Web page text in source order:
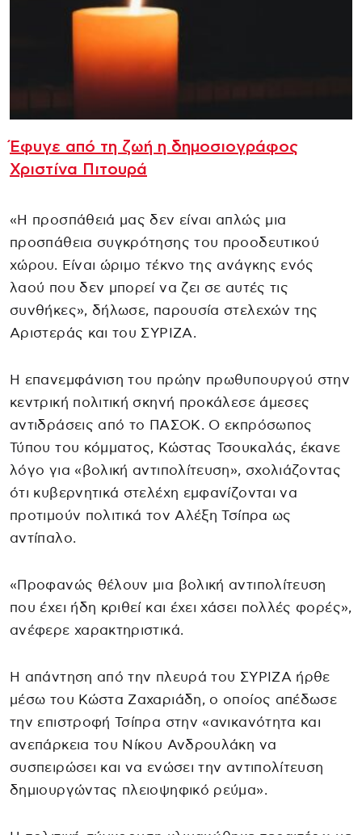
Έφυγε από τη ζωή η δημοσιογράφος
Χριστίνα Πιτουρά
«Η προσπάθειά μας δεν είναι απλώς μια
προσπάθεια συγκρότησης του προοδευτικού
χώρου. Είναι ώριμο τέκνο της ανάγκης ενός
λαού που δεν μπορεί να ζει σε αυτές τις
συνθήκες», δήλωσε, παρουσία στελεχών της
Αριστεράς και του ΣΥΡΙΖΑ.
Η επανεμφάνιση του πρώην πρωθυπουργού στην
κεντρική πολιτική σκηνή προκάλεσε άμεσες
αντιδράσεις από το ΠΑΣΟΚ. Ο εκπρόσωπος
Τύπου του κόμματος, Κώστας Τσουκαλάς, έκανε
λόγο για «βολική αντιπολίτευση», σχολιάζοντας
ότι κυβερνητικά στελέχη εμφανίζονται να
προτιμούν πολιτικά τον Αλέξη Τσίπρα ως
αντίπαλο.
«Προφανώς θέλουν μια βολική αντιπολίτευση
που έχει ήδη κριθεί και έχει χάσει πολλές φορές»,
ανέφερε χαρακτηριστικά.
Η απάντηση από την πλευρά του ΣΥΡΙΖΑ ήρθε
μέσω του Κώστα Ζαχαριάδη, ο οποίος απέδωσε
την επιστροφή Τσίπρα στην «ανικανότητα και
ανεπάρκεια του Νίκου Ανδρουλάκη να
συσπειρώσει και να ενώσει την αντιπολίτευση
δημιουργώντας πλειοψηφικό ρεύμα».